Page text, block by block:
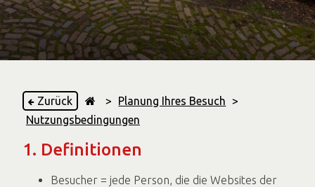
Zurück > Planung Ihres Besuch >
Nutzungsbedingungen
1. Definitionen
Besucher = jede Person, die die Websites der